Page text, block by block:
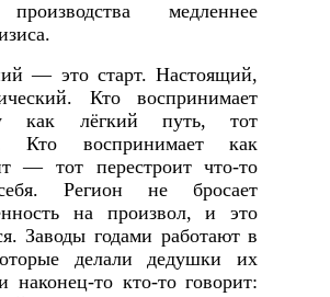
медленнее
— это старт. Настоящий,
Кто воспринимает
как лёгкий путь, тот
Кто воспринимает как
— тот перестроит что-то
Регион не бросает
на произвол, и это
Заводы годами работают в
делали дедушки их
наконец-то кто-то говорит: